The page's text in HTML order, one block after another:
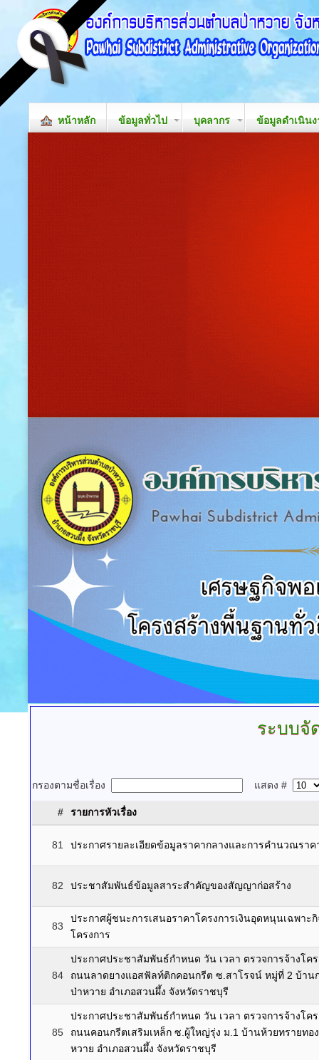
หน้าหลัก ข้อมูลทั่วไป บุคลากร ข้อมูลดำเนิน
ระบบจั
กรองตามชื่อเรื่อง แสดง #
# รายการหัวเรื่อง
81 ประกาศรายละเอียดข้อมูลราคากลางและการคำนวณราค
82 ประชาสัมพันธ์ข้อมูลสาระสำคัญของสัญญาก่อสร้าง
83
ประกาศผู้ชนะการเสนอราคาโครงการเงินอุดหนุนเฉพาะ
โครงการ
84
ประกาศประชาสัมพันธ์กำหนด วัน เวลา ตรวจการจ้างโคร
ถนนลาดยางแอสฟัลท์ติกคอนกรีต ซ.สาโรจน์ หมู่ที่ 2 บ้าน
ป่าหวาย อำเภอสวนผึ้ง จังหวัดราชบุรี
85
ประกาศประชาสัมพันธ์กำหนด วัน เวลา ตรวจการจ้างโคร
ถนนคอนกรีตเสริมเหล็ก ซ.ผู้ใหญ่รุ่ง ม.1 บ้านห้วยทรายทอ
หวาย อำเภอสวนผึ้ง จังหวัดราชบุรี